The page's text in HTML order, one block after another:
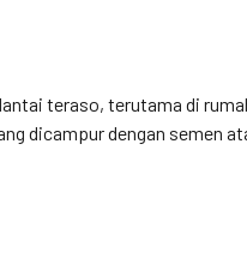
teraso, terutama di
dicampur dengan semen